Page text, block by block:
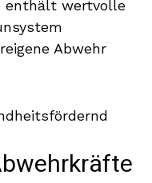
enthält wertvolle
Abwehr